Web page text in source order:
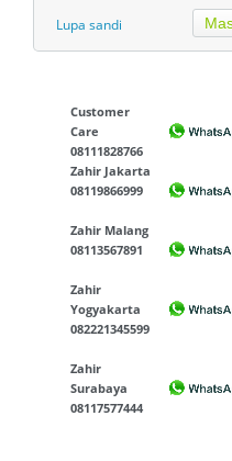
Lupa sandi
Customer
Care
08111828766
Zahir Jakarta
08119866999
Zahir Malang
08113567891
Zahir
Yogyakarta
082221345599
Zahir
Surabaya
08117577444